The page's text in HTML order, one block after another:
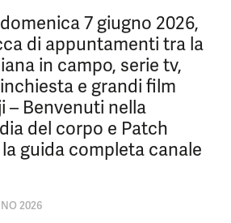
7 giugno 2026,
di appuntamenti tra la
in campo, serie tv,
e grandi film
– Benvenuti nella
del corpo e Patch
guida completa canale
2026